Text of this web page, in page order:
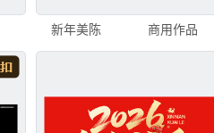
新年美陈 商用作品